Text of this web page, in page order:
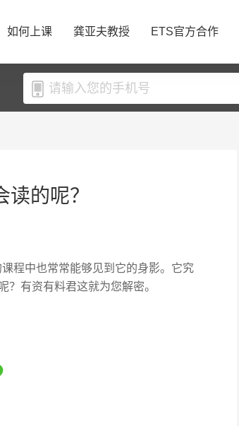
如何上课 龚亚夫教授 ETS官方合作
的呢？
程中也常常能够见到它的身影。它究
？有资有料君这就为您解密。